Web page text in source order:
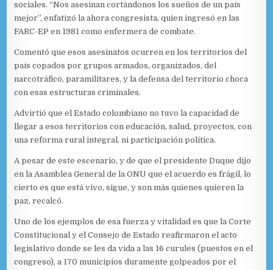
sociales. “Nos asesinan cortándonos los sueños de un país
mejor”, enfatizó la ahora congresista, quien ingresó en las
FARC-EP en 1981 como enfermera de combate.
Comentó que esos asesinatos ocurren en los territorios del
país copados por grupos armados, organizados, del
narcotráfico, paramilitares, y la defensa del territorio choca
con esas estructuras criminales.
Advirtió que el Estado colombiano no tuvo la capacidad de
llegar a esos territorios con educación, salud, proyectos, con
una reforma rural integral, ni participación política.
A pesar de este escenario, y de que el presidente Duque dijo
en la Asamblea General de la ONU que el acuerdo es frágil, lo
cierto es que está vivo, sigue, y son más quienes quieren la
paz, recalcó.
Uno de los ejemplos de esa fuerza y vitalidad es que la Corte
Constitucional y el Consejo de Estado reafirmaron el acto
legislativo donde se les da vida a las 16 curules (puestos en el
congreso), a 170 municipios duramente golpeados por el